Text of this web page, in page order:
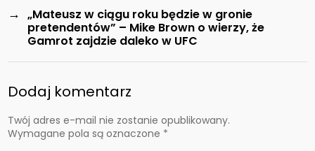
→ „Mateusz w ciągu roku będzie w gronie
pretendentów” – Mike Brown o wierzy, że
Gamrot zajdzie daleko w UFC
Dodaj komentarz
Twój adres e-mail nie zostanie opublikowany.
Wymagane pola są oznaczone *